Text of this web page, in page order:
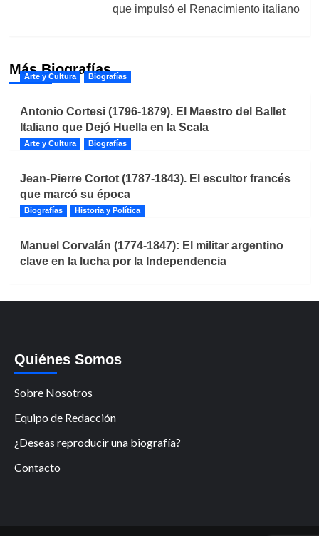
que impulsó el Renacimiento italiano
Más Biografías
Arte y Cultura Biografías
Antonio Cortesi (1796-1879). El Maestro del Ballet
Italiano que Dejó Huella en la Scala
Arte y Cultura Biografías
Jean-Pierre Cortot (1787-1843). El escultor francés
que marcó su época
Biografías Historia y Política
Manuel Corvalán (1774-1847): El militar argentino
clave en la lucha por la Independencia
Quiénes Somos
Sobre Nosotros
Equipo de Redacción
¿Deseas reproducir una biografía?
Contacto